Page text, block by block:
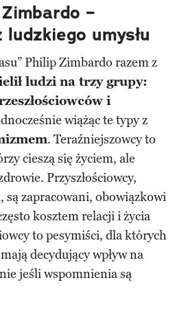
–
umysłu
Philip Zimbardo razem z
ludzi na trzy grupy:
i
wiążąc te typy z
. Teraźniejszowcy to
cieszą się życiem, ale
Przyszłościowcy,
zapracowani, obowiązkowi
kosztem relacji i życia
to pesymiści, dla których
decydujący wpływ na
jeśli wspomnienia są